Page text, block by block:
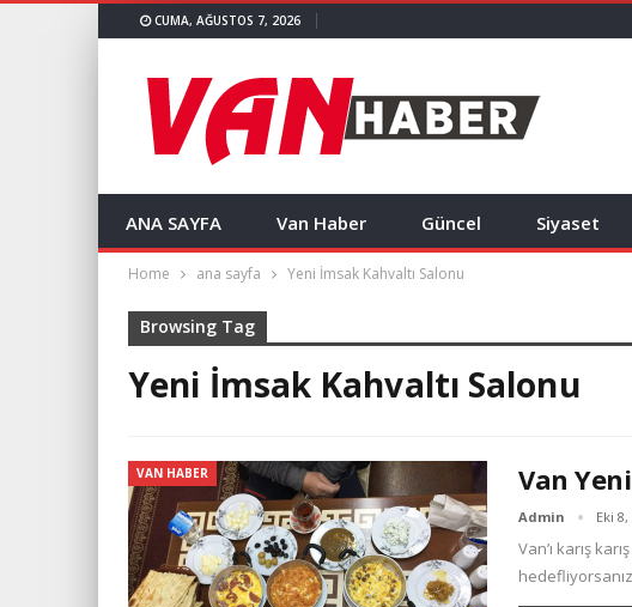
CUMA, AĞUSTOS 7, 2026
ANA SAYFA Van Haber Güncel Siyaset
Home ana sayfa Yeni İmsak Kahvaltı Salonu
Browsing Tag
Yeni İmsak Kahvaltı Salonu
VAN HABER Van
Admin Eki
Van’ı karış